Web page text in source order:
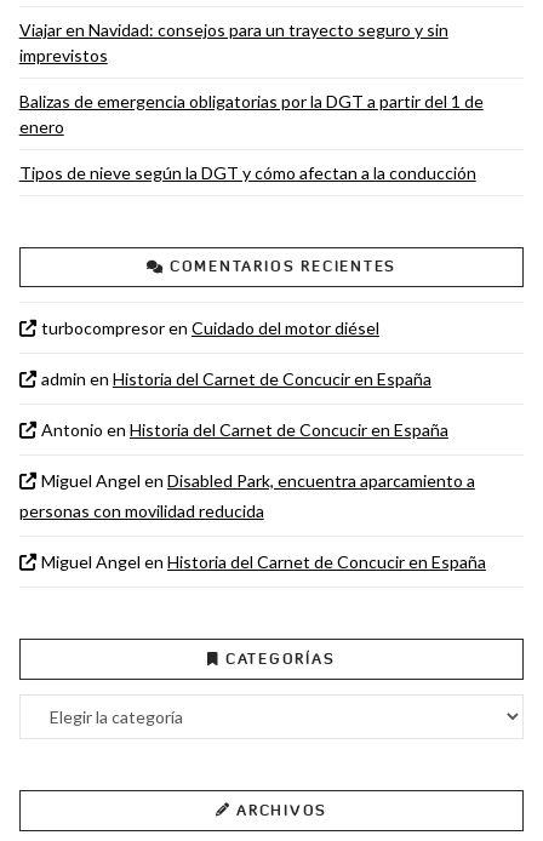
Viajar en Navidad: consejos para un trayecto seguro y sin
imprevistos
Balizas de emergencia obligatorias por la DGT a partir del 1 de
enero
Tipos de nieve según la DGT y cómo afectan a la conducción
COMENTARIOS RECIENTES
turbocompresoren Cuidado del motor diésel
admin en Historia del Carnet de Concucir en España
Antonio en Historia del Carnet de Concucir en España
Miguel Angel en Disabled Park, encuentra aparcamiento a
personas con movilidad reducida
Miguel Angel en Historia del Carnet de Concucir en España
CATEGORÍAS
Categorías
ARCHIVOS